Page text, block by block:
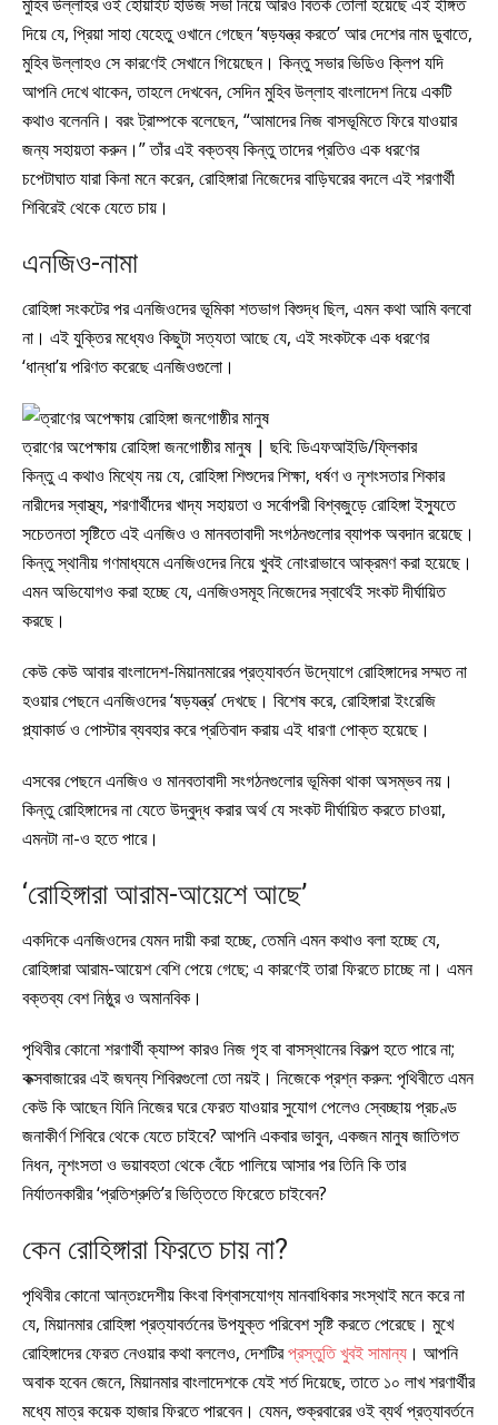
দিয়ে যে, প্রিয়া সাহা যেহেতু ওখানে গেছেন ‘ষড়যন্ত্র করতে’ আর দেশের নাম ডুবাতে,
মুহিব উল্লাহও সে কারণেই সেখানে গিয়েছেন। কিন্তু সভার ভিডিও ক্লিপ যদি
আপনি দেখে থাকেন, তাহলে দেখবেন, সেদিন মুহিব উল্লাহ বাংলাদেশ নিয়ে একটি
কথাও বলেননি। বরং ট্রাম্পকে বলেছেন, “আমাদের নিজ বাসভূমিতে ফিরে যাওয়ার
জন্য সহায়তা করুন।” তাঁর এই বক্তব্য কিন্তু তাদের প্রতিও এক ধরণের
চপেটাঘাত যারা কিনা মনে করেন, রোহিঙ্গারা নিজেদের বাড়িঘরের বদলে এই শরণার্থী
শিবিরেই থেকে যেতে চায়।
এনজিও-নামা
রোহিঙ্গা সংকটের পর এনজিওদের ভূমিকা শতভাগ বিশুদ্ধ ছিল, এমন কথা আমি বলবো
না। এই যুক্তির মধ্যেও কিছুটা সত্যতা আছে যে, এই সংকটকে এক ধরণের
‘ধান্ধা’য় পরিণত করেছে এনজিওগুলো।
ত্রাণের অপেক্ষায় রোহিঙ্গা জনগোষ্ঠীর মানুষ | ছবি: ডিএফআইডি/ফ্লিকার
কিন্তু এ কথাও মিথ্যে নয় যে, রোহিঙ্গা শিশুদের শিক্ষা, ধর্ষণ ও নৃশংসতার শিকার
নারীদের স্বাস্থ্য, শরণার্থীদের খাদ্য সহায়তা ও সর্বোপরী বিশ্বজুড়ে রোহিঙ্গা ইস্যুতে
সচেতনতা সৃষ্টিতে এই এনজিও ও মানবতাবাদী সংগঠনগুলোর ব্যাপক অবদান রয়েছে।
কিন্তু স্থানীয় গণমাধ্যমে এনজিওদের নিয়ে খুবই নোংরাভাবে আক্রমণ করা হয়েছে।
এমন অভিযোগও করা হচ্ছে যে, এনজিওসমূহ নিজেদের স্বার্থেই সংকট দীর্ঘায়িত
করছে।
কেউ কেউ আবার বাংলাদেশ-মিয়ানমারের প্রত্যাবর্তন উদ্যোগে রোহিঙ্গাদের সম্মত না
হওয়ার পেছনে এনজিওদের ‘ষড়যন্ত্র’ দেখছে। বিশেষ করে, রোহিঙ্গারা ইংরেজি
প্ল্যাকার্ড ও পোস্টার ব্যবহার করে প্রতিবাদ করায় এই ধারণা পোক্ত হয়েছে।
এসবের পেছনে এনজিও ও মানবতাবাদী সংগঠনগুলোর ভূমিকা থাকা অসম্ভব নয়।
কিন্তু রোহিঙ্গাদের না যেতে উদ্বুদ্ধ করার অর্থ যে সংকট দীর্ঘায়িত করতে চাওয়া,
এমনটা না-ও হতে পারে।
‘রোহিঙ্গারা আরাম-আয়েশে আছে’
একদিকে এনজিওদের যেমন দায়ী করা হচ্ছে, তেমনি এমন কথাও বলা হচ্ছে যে,
রোহিঙ্গারা আরাম-আয়েশ বেশি পেয়ে গেছে; এ কারণেই তারা ফিরতে চাচ্ছে না। এমন
বক্তব্য বেশ নিষ্ঠুর ও অমানবিক।
পৃথিবীর কোনো শরণার্থী ক্যাম্প কারও নিজ গৃহ বা বাসস্থানের বিকল্প হতে পারে না;
কক্সবাজারের এই জঘন্য শিবিরগুলো তো নয়ই। নিজেকে প্রশ্ন করুন: পৃথিবীতে এমন
কেউ কি আছেন যিনি নিজের ঘরে ফেরত যাওয়ার সুযোগ পেলেও স্বেচ্ছায় প্রচণ্ড
জনাকীর্ণ শিবিরে থেকে যেতে চাইবে? আপনি একবার ভাবুন, একজন মানুষ জাতিগত
নিধন, নৃশংসতা ও ভয়াবহতা থেকে বেঁচে পালিয়ে আসার পর তিনি কি তার
নির্যাতনকারীর ‘প্রতিশ্রুতি’র ভিত্তিতে ফিরেতে চাইবেন?
কেন রোহিঙ্গারা ফিরতে চায় না?
পৃথিবীর কোনো আন্তঃদেশীয় কিংবা বিশ্বাসযোগ্য মানবাধিকার সংস্থাই মনে করে না
যে, মিয়ানমার রোহিঙ্গা প্রত্যাবর্তনের উপযুক্ত পরিবেশ সৃষ্টি করতে পেরেছে। মুখে
রোহিঙ্গাদের ফেরত নেওয়ার কথা বললেও, দেশটিরপ্রস্তুতি খুবই সামান্য । আপনি
অবাক হবেন জেনে, মিয়ানমার বাংলাদেশকে যেই শর্ত দিয়েছে, তাতে ১০ লাখ শরণার্থীর
মধ্যে মাত্র কয়েক হাজার ফিরতে পারবেন। যেমন, শুক্রবারের ওই ব্যর্থ প্রত্যাবর্তনে